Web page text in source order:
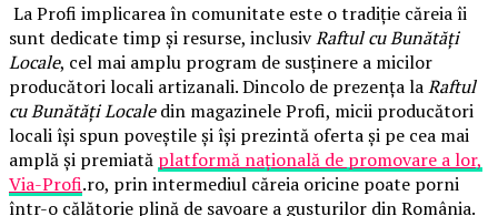
La Profi implicarea în comunitate este o tradiție căreia îi
sunt dedicate timp și resurse, inclusivRaftul cu Bunătăți
Locale, cel mai amplu program de susținere a micilor
producători locali artizanali. Dincolo de prezența laRaftul
cu Bunătăți Localedin magazinele Profi, micii producători
locali își spun poveștile și își prezintă oferta și pe cea mai
amplă și premiată platformă națională de promovare a lor,
Via-Profi.ro, prin intermediul căreia oricine poate porni
într-o călătorie plină de savoare a gusturilor din România.